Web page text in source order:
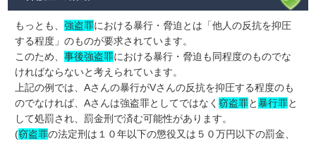
もっとも、強盗罪における暴行・脅迫とは「他人の反抗を抑圧
する程度」のものが要求されています。
このため、事後強盗罪における暴行・脅迫も同程度のものでな
ければならないと考えられています。
上記の例では、Aさんの暴行がVさんの反抗を抑圧する程度のも
のでなければ、Aさんは強盗罪としてではなく窃盗罪と暴行罪と
して処罰され、罰金刑で済む可能性があります。
(窃盗罪の法定刑は１０年以下の懲役又は５０万円以下の罰金、